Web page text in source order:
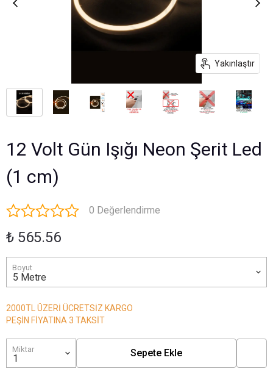
Yakınlaştır
12 Volt Gün Işığı Neon Şerit Led
(1 cm)
0 Değerlendirme
₺ 565.56
Boyut
2000TL ÜZERİ ÜCRETSİZ KARGO
PEŞİN FİYATINA 3 TAKSİT
Miktar Sepete Ekle